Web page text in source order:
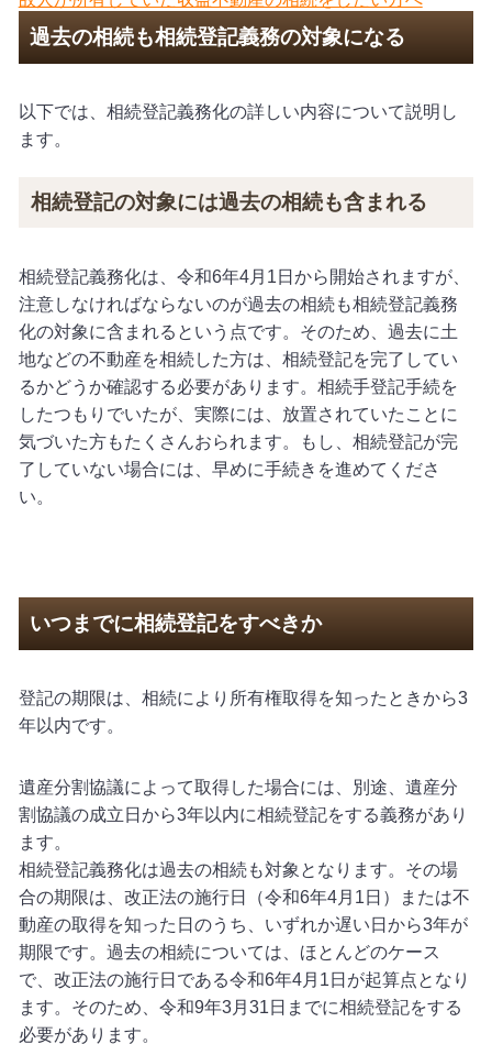
過去の相続も相続登記義務の対象になる
以下では、相続登記義務化の詳しい内容について説明し
ます。
相続登記の対象には過去の相続も含まれる
相続登記義務化は、令和6年4月 1 日から開始されますが、
注意しなければならないのが過去の相続も相続登記義務
化の対象に含まれるという点です。そのため、過去に土
地などの不動産を相続した方は、相続登記を完了してい
るかどうか確認する必要があります。相続手登記手続を
したつもりでいたが、実際には、放置されていたことに
気づいた方もたくさんおられます。もし、相続登記が完
了していない場合には、早めに手続きを進めてくださ
い。
いつまでに相続登記をすべきか
登記の期限は、相続により所有権取得を知ったときから3
年以内です。
遺産分割協議によって取得した場合には、別途、遺産分
割協議の成立日から3年以内に相続登記をする義務があり
ます。
相続登記義務化は過去の相続も対象となります。その場
合の期限は、改正法の施行日（令和6年4月 1 日）または不
動産の取得を知った日のうち、いずれか遅い日から3年が
期限です。過去の相続については、ほとんどのケース
で、改正法の施行日である令和6年4月 1 日が起算点となり
ます。そのため、令和9年3月 31 日までに相続登記をする
必要があります。